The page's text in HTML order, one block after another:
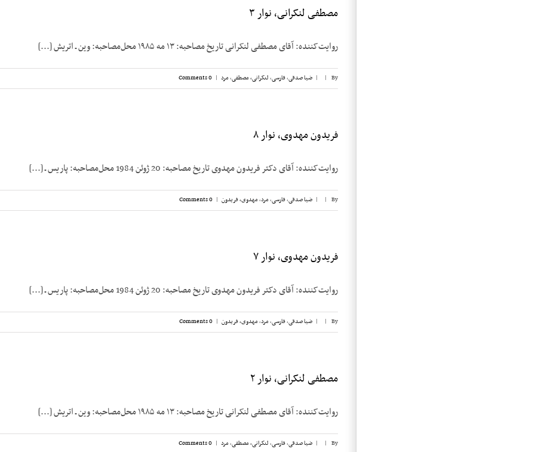
مصطفی لنکرانی، نوار ۳
روایت‌کننده: آقای مصطفی لنکرانی تاریخ مصاحبه: ۱۳ مه ۱۹۸۵ محل‌مصاحبه: وین ـ اتریش [...]
By
|
| ضیا صدقی,فارسی,لنکرانی، مصطفی,مرد |
0 Comments
فریدون مهدوی، نوار ۸
روایت‌کننده: آقای دکتر فریدون مهدوی تاریخ مصاحبه: 20 ژوئن 1984 محل‌مصاحبه: پاریس ـ [...]
By
|
| ضیا صدقی,فارسی,مرد,مهدوی، فریدون |
0 Comments
فریدون مهدوی، نوار ۷
روایت‌کننده: آقای دکتر فریدون مهدوی تاریخ مصاحبه: 20 ژوئن 1984 محل‌مصاحبه: پاریس ـ [...]
By
|
| ضیا صدقی,فارسی,مرد,مهدوی، فریدون |
0 Comments
مصطفی لنکرانی، نوار ۲
روایت‌کننده: آقای مصطفی لنکرانی تاریخ مصاحبه: ۱۳ مه ۱۹۸۵ محل‌مصاحبه: وین ـ اتریش [...]
By
|
| ضیا صدقی,فارسی,لنکرانی، مصطفی,مرد |
0 Comments